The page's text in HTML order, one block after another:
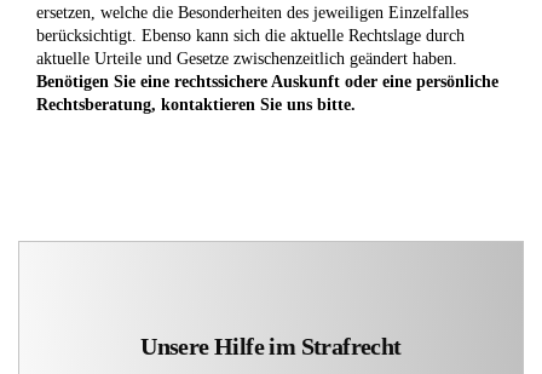
ersetzen, welche die Besonderheiten des jeweiligen Einzelfalles
berücksichtigt. Ebenso kann sich die aktuelle Rechtslage durch
aktuelle Urteile und Gesetze zwischenzeitlich geändert haben.
Benötigen Sie eine rechtssichere Auskunft oder eine persönliche
Rechtsberatung, kontaktieren Sie uns bitte.
Unsere Hilfe im Strafrecht